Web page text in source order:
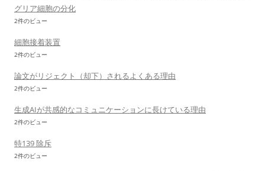
グリア細胞の分化
2件のビュー
細胞接着装置
2件のビュー
論文がリジェクト（却下）されるよくある理由
2件のビュー
生成AIが共感的なコミュニケーションに長けている理由
2件のビュー
特139 除斥
2件のビュー